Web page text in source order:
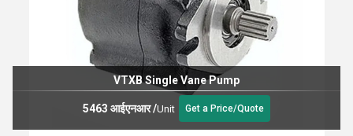
VTXB Single Vane Pump
5463 आईएनआर/Unit Get a Price/Quote